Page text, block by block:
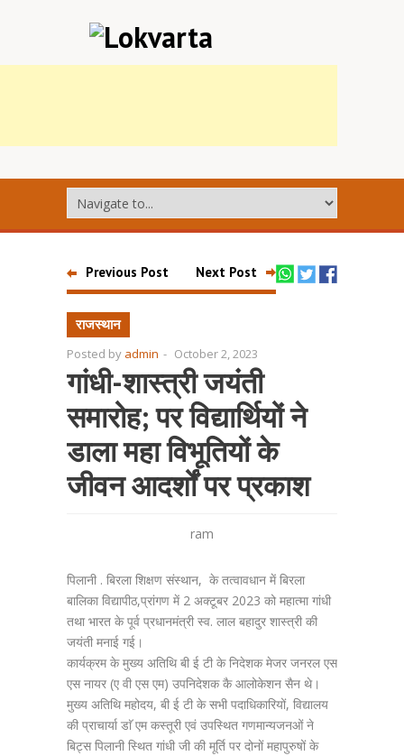
Previous Post Next Post
राजस्थान
Posted by admin - October 2, 2023
गांधी-शास्त्री जयंती
समारोह; पर विद्यार्थियों ने
डाला महा विभूतियों के
जीवन आदर्शों पर प्रकाश
ram
पिलानी . बिरला शिक्षण संस्थान, के तत्वावधान में बिरला
बालिका विद्यापीठ,प्रांगण में 2 अक्टूबर 2023 को महात्मा गांधी
तथा भारत के पूर्व प्रधानमंत्री स्व. लाल बहादुर शास्त्री की
जयंती मनाई गई।
कार्यक्रम के मुख्य अतिथि बी ई टी के निदेशक मेजर जनरल एस
एस नायर (ए वी एस एम) उपनिदेशक कै आलोकेशन सैन थे।
मुख्य अतिथि महोदय, बी ई टी के सभी पदाधिकारियों, विद्यालय
की प्राचार्या डाॅ एम कस्तूरी एवं उपस्थित गणमान्यजनओं ने
बिट्स पिलानी स्थित गांधी जी की मूर्ति पर दोनों महापुरुषों के